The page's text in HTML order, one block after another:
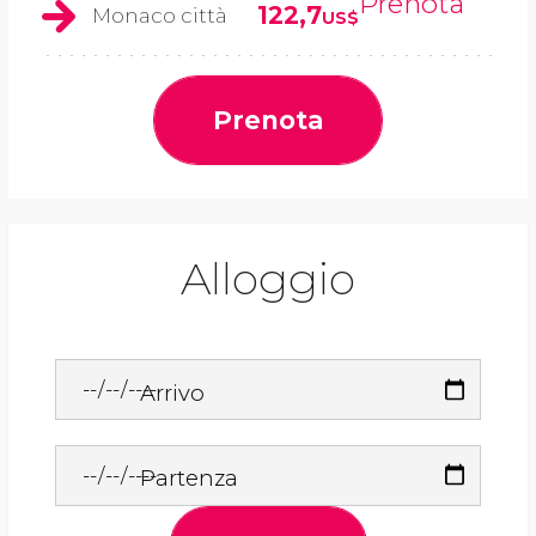
Monaco città 122,7US$
Prenota
Alloggio
Arrivo
Partenza